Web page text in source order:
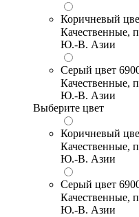
Коричневый
Качественные,
Ю.-В. Азии
Серый цвет
Качественные,
Ю.-В. Азии
Выберите цвет
Коричневый
Качественные,
Ю.-В. Азии
Серый цвет
Качественные,
Ю.-В. Азии